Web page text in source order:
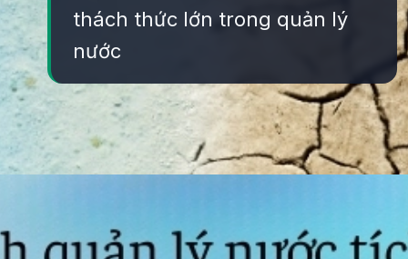
thách thức lớn trong quản lý
nước